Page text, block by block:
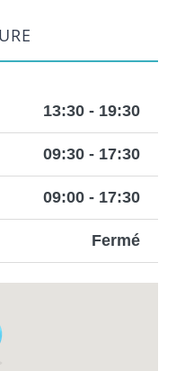
13:30 - 19:30
09:30 - 17:30
09:00 - 17:30
Fermé